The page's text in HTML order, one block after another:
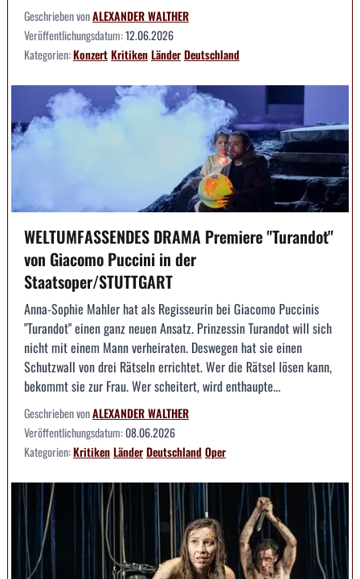
Geschrieben vonALEXANDER WALTHER
Veröffentlichungsdatum:12.06.2026
Kategorien:KonzertKritikenLänderDeutschland
WELTUMFASSENDES DRAMA Premiere "Turandot"
von Giacomo Puccini in der
Staatsoper/STUTTGART
Anna-Sophie Mahler hat als Regisseurin bei Giacomo Puccinis
"Turandot" einen ganz neuen Ansatz. Prinzessin Turandot will sich
nicht mit einem Mann verheiraten. Deswegen hat sie einen
Schutzwall von drei Rätseln errichtet. Wer die Rätsel lösen kann,
bekommt sie zur Frau. Wer scheitert, wird enthaupte...
Geschrieben vonALEXANDER WALTHER
Veröffentlichungsdatum:08.06.2026
Kategorien:KritikenLänderDeutschlandOper